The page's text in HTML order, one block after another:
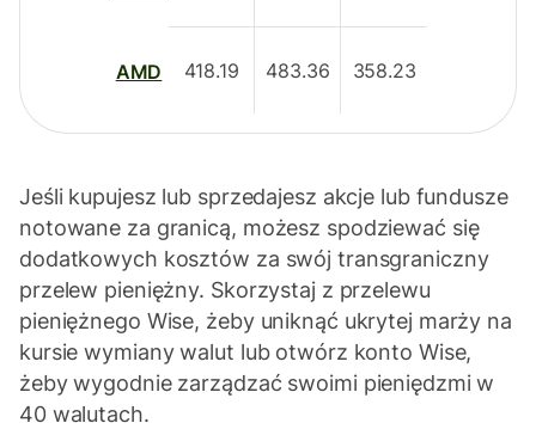
AMD 418.19 483.36 358.23
Jeśli kupujesz lub sprzedajesz akcje lub fundusze
notowane za granicą, możesz spodziewać się
dodatkowych kosztów za swój transgraniczny
przelew pieniężny. Skorzystaj z przelewu
pieniężnego Wise, żeby uniknąć ukrytej marży na
kursie wymiany walut lub otwórz konto Wise,
żeby wygodnie zarządzać swoimi pieniędzmi w
40 walutach.